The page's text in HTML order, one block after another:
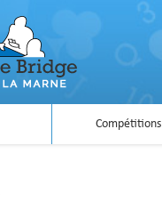
Compétitions